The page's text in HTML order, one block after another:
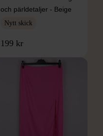
och pärldetaljer - Beige
Nytt skick
199 kr